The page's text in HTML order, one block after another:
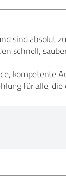
sind absolut
schnell,
kompetente
für alle, die